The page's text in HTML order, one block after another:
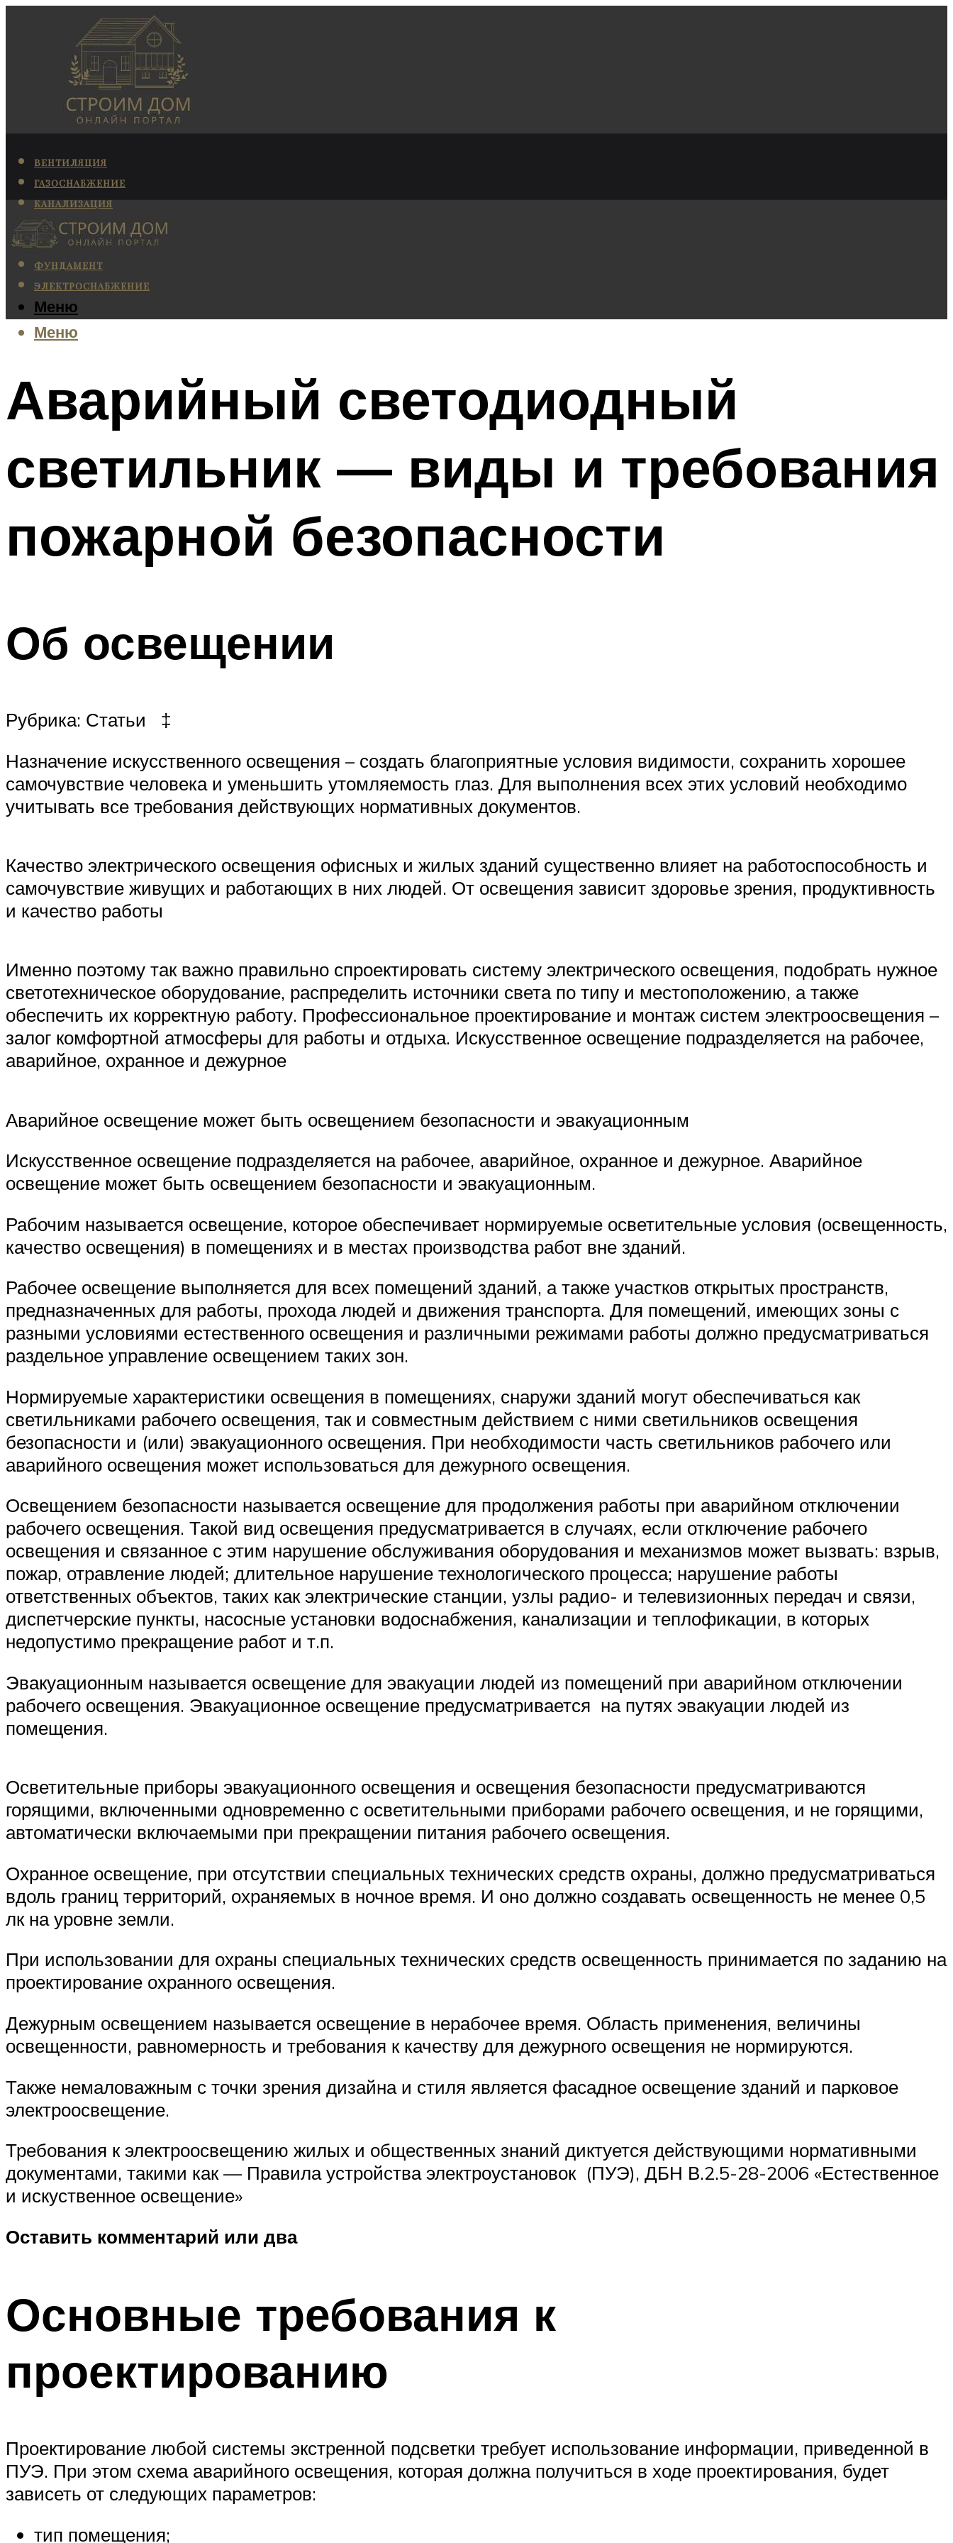
ВЕНТИЛЯЦИЯ
ГАЗОСНАБЖЕНИЕ
КАНАЛИЗАЦИЯ
КОНДИЦИОНИРОВАНИЕ
ОТОПЛЕНИЕ
ФУНДАМЕНТ
ЭЛЕКТРОСНАБЖЕНИЕ
Меню
Меню
Аварийный светодиодный
светильник — виды и требования
пожарной безопасности
Об освещении
Рубрика: Статьи ‡
Назначение искусственного освещения – создать благоприятные условия видимости, сохранить хорошее
самочувствие человека и уменьшить утомляемость глаз. Для выполнения всех этих условий необходимо
учитывать все требования действующих нормативных документов.
Качество электрического освещения офисных и жилых зданий существенно влияет на работоспособность и
самочувствие живущих и работающих в них людей. От освещения зависит здоровье зрения, продуктивность
и качество работы
Именно поэтому так важно правильно спроектировать систему электрического освещения, подобрать нужное
светотехническое оборудование, распределить источники света по типу и местоположению, а также
обеспечить их корректную работу. Профессиональное проектирование и монтаж систем электроосвещения –
залог комфортной атмосферы для работы и отдыха. Искусственное освещение подразделяется на рабочее,
аварийное, охранное и дежурное
Аварийное освещение может быть освещением безопасности и эвакуационным
Искусственное освещение подразделяется на рабочее, аварийное, охранное и дежурное. Аварийное
освещение может быть освещением безопасности и эвакуационным.
Рабочим называется освещение, которое обеспечивает нормируемые осветительные условия (освещенность,
качество освещения) в помещениях и в местах производства работ вне зданий.
Рабочее освещение выполняется для всех помещений зданий, а также участков открытых пространств,
предназначенных для работы, прохода людей и движения транспорта. Для помещений, имеющих зоны с
разными условиями естественного освещения и различными режимами работы должно предусматриваться
раздельное управление освещением таких зон.
Нормируемые характеристики освещения в помещениях, снаружи зданий могут обеспечиваться как
светильниками рабочего освещения, так и совместным действием с ними светильников освещения
безопасности и (или) эвакуационного освещения. При необходимости часть светильников рабочего или
аварийного освещения может использоваться для дежурного освещения.
Освещением безопасности называется освещение для продолжения работы при аварийном отключении
рабочего освещения. Такой вид освещения предусматривается в случаях, если отключение рабочего
освещения и связанное с этим нарушение обслуживания оборудования и механизмов может вызвать: взрыв,
пожар, отравление людей; длительное нарушение технологического процесса; нарушение работы
ответственных объектов, таких как электрические станции, узлы радио- и телевизионных передач и связи,
диспетчерские пункты, насосные установки водоснабжения, канализации и теплофикации, в которых
недопустимо прекращение работ и т.п.
Эвакуационным называется освещение для эвакуации людей из помещений при аварийном отключении
рабочего освещения. Эвакуационное освещение предусматривается на путях эвакуации людей из
помещения.
Осветительные приборы эвакуационного освещения и освещения безопасности предусматриваются
горящими, включенными одновременно с осветительными приборами рабочего освещения, и не горящими,
автоматически включаемыми при прекращении питания рабочего освещения.
Охранное освещение, при отсутствии специальных технических средств охраны, должно предусматриваться
вдоль границ территорий, охраняемых в ночное время. И оно должно создавать освещенность не менее 0,5
лк на уровне земли.
При использовании для охраны специальных технических средств освещенность принимается по заданию на
проектирование охранного освещения.
Дежурным освещением называется освещение в нерабочее время. Область применения, величины
освещенности, равномерность и требования к качеству для дежурного освещения не нормируются.
Также немаловажным с точки зрения дизайна и стиля является фасадное освещение зданий и парковое
электроосвещение.
Требования к электроосвещению жилых и общественных знаний диктуется действующими нормативными
документами, такими как — Правила устройства электроустановок (ПУЭ), ДБН В.2.5-28-2006 «Естественное
и искуственное освещение»
Оставить комментарий или два
Основные требования к
проектированию
Проектирование любой системы экстренной подсветки требует использование информации, приведенной в
ПУЭ. При этом схема аварийного освещения, которая должна получиться в ходе проектирования, будет
зависеть от следующих параметров:
тип помещения;